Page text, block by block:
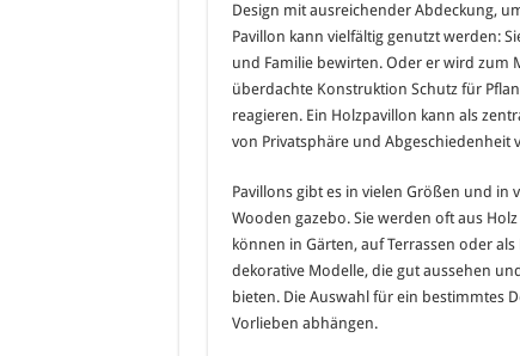
Design mit ausreichender Abdeckung,
Pavillon kann vielfältig genutzt werden:
und Familie bewirten. Oder er wird zum
überdachte Konstruktion Schutz für
reagieren. Ein Holzpavillon kann als
von Privatsphäre und Abgeschiedenheit
Pavillons gibt es in vielen Größen und in
Wooden gazebo. Sie werden oft aus
können in Gärten, auf Terrassen oder
dekorative Modelle, die gut aussehen
bieten. Die Auswahl für ein bestimmtes
Vorlieben abhängen.